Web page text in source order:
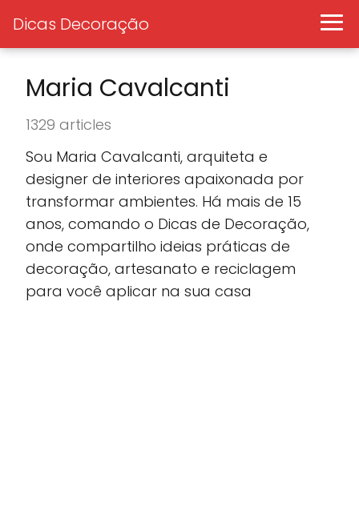
Dicas Decoração
Maria Cavalcanti
1329 articles
Sou Maria Cavalcanti, arquiteta e
designer de interiores apaixonada por
transformar ambientes. Há mais de 15
anos, comando o Dicas de Decoração,
onde compartilho ideias práticas de
decoração, artesanato e reciclagem
para você aplicar na sua casa